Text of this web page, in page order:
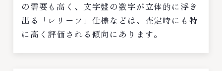
の需要も高く、文字盤の数字が立体的に浮き
出る「レリーフ」仕様などは、査定時にも特
に高く評価される傾向にあります。